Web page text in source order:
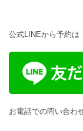
公式LINEから予約は
お電話での問い合わ